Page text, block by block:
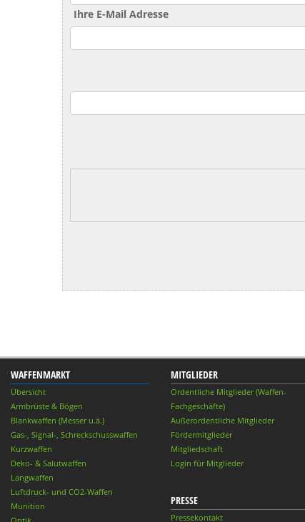
Ihre E-Mail Adresse
WAFFENMARKT
Übersicht
Armbrüste & Bögen
Blankwaffen (Messer u.ä.)
Gas-, Signal-, Schreckschusswaffen
Kurzwaffen
Deko- & Salutwaffen
Langwaffen
Luftdruck- und CO2-Waffen
Munition
MITGLIEDER
Ordentliche Mitglieder (Waffen-
Fachgeschäfte)
Außerordentliche Mitglieder
Fördermitglieder
Mitgliedschaft
Login für Mitglieder
PRESSE
Pressekontakt